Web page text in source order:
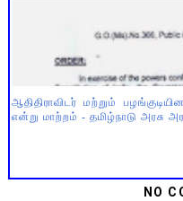
ஆதிதிராவிடர் மற்றும்
என்று மாற்றம் - தமிழ்நாடு அரசு
NO